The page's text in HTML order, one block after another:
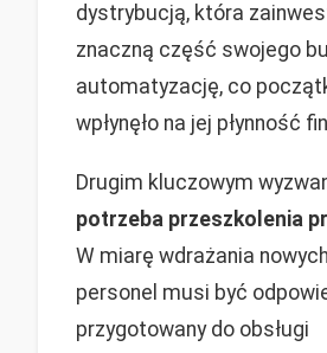
dystrybucją, która
znaczną część swojego
automatyzację, co
wpłynęło na jej płynność
Drugim kluczowym
potrzeba przeszkolenia
W miarę wdrażania
personel musi być
przygotowany do obsługi